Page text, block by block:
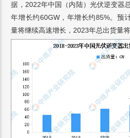
据，2022年中国（内陆）光伏逆变器
年增长约60GW，年增长约85%。预
量将继续高速增长，2023年总出货量